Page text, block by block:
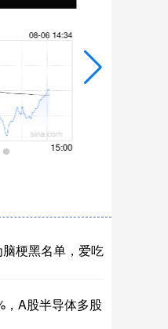
梗黑名单，爱吃
，A股半导体多股